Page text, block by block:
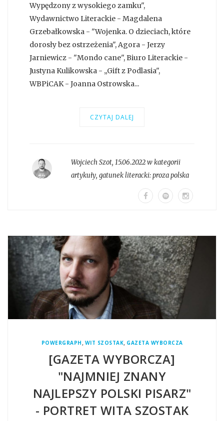
Wypędzony z wysokiego zamku",
Wydawnictwo Literackie - Magdalena
Grzebałkowska - "Wojenka. O dzieciach, które
dorosły bez ostrzeżenia", Agora - Jerzy
Jarniewicz - "Mondo cane", Biuro Literackie -
Justyna Kulikowska - „Gift z Podlasia",
WBPiCAK - Joanna Ostrowska...
CZYTAJ DALEJ
Wojciech Szot, 15.06.2022 w kategorii
artykuły, gatunek literacki:proza polska
POWERGRAPH , WIT SZOSTAK, GAZETA WYBORCZA
[GAZETA WYBORCZA]
"NAJMNIEJ ZNANY
NAJLEPSZY POLSKI PISARZ"
- PORTRET WITA SZOSTAK